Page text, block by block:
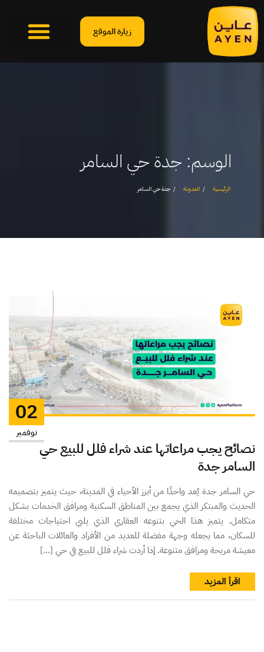
زيارة الموقع
الوسم: جدة حي السامر
الرئيسية المدونة جدة حي السامر
نصائح يجب مراعاتها عند شراء فلل للبيع حي
السامر جدة
حي السامر جدة يُعد واحدًا من أبرز الأحياء في المدينة، حيث يتميز بتصميمه
الحديث والمبتكر الذي يجمع بين المناطق السكنية ومرافق الخدمات بشكل
متكامل. يتميز هذا الحي بتنوعه العقاري الذي يلبي احتياجات مختلفة
للسكان، مما يجعله وجهة مفضلة للعديد من الأفراد والعائلات الباحثة عن
معيشة مريحة ومرافق متنوعة. إذا أردت شراء فلل للبيع في حي […]
02
نوفمبر
اقرأ المزيد